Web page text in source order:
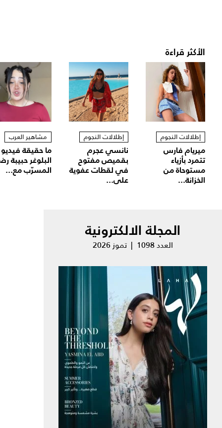
الأكثر قراءة
إطلالات النجوم
ميريام فارس
تتمرد بأزياء
مستوحاة من
الخزانة...
إطلالات النجوم
نانسي عجرم
بقميص مفتوح
في لقطات عفوية
على...
مشاهير العرب
ما حقيقة فيديو
البلوغر حبيبة
المسرّب مع...
المجلة الالكترونية
العدد 1098 | تموز 2026